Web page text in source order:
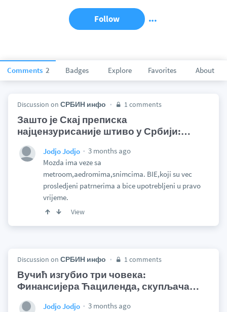
Comments 2 Badges Explore Favorites About
Follow
Discussion on СРБИН инфо 1 comments
Зашто је Скај преписка
најцензурисаније штиво у Србији:…
Jodjo Jodjo
3 months ago
Mozda ima veze sa
metroom,aedromima,snimcima. BIE,koji su vec
prosledjeni patrnerima a bice upotrebljeni u pravo
vrijeme.
View
Discussion on СРБИН инфо 1 comments
Вучић изгубио три човека:
Финансијера Ћациленда, скупљача…
Jodjo Jodjo
3 months ago